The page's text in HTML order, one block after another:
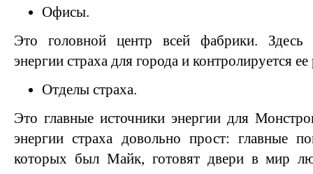
Офисы.
Это головной центр всей фабрики. Здесь
энергии страха для города и контролируется ее
Отделы страха.
Это главные источники энергии для
энергии страха довольно прост: главные
которых был Майк, готовят двери в мир